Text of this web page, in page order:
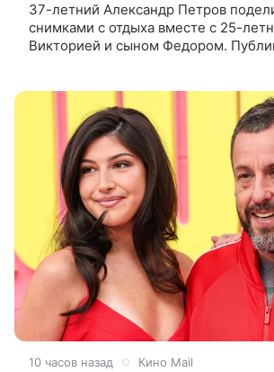
37-летний Александр Петров
снимками с отдыха вместе с 25-
Викторией и сыном Федором.
10 часов назад Кино Mail